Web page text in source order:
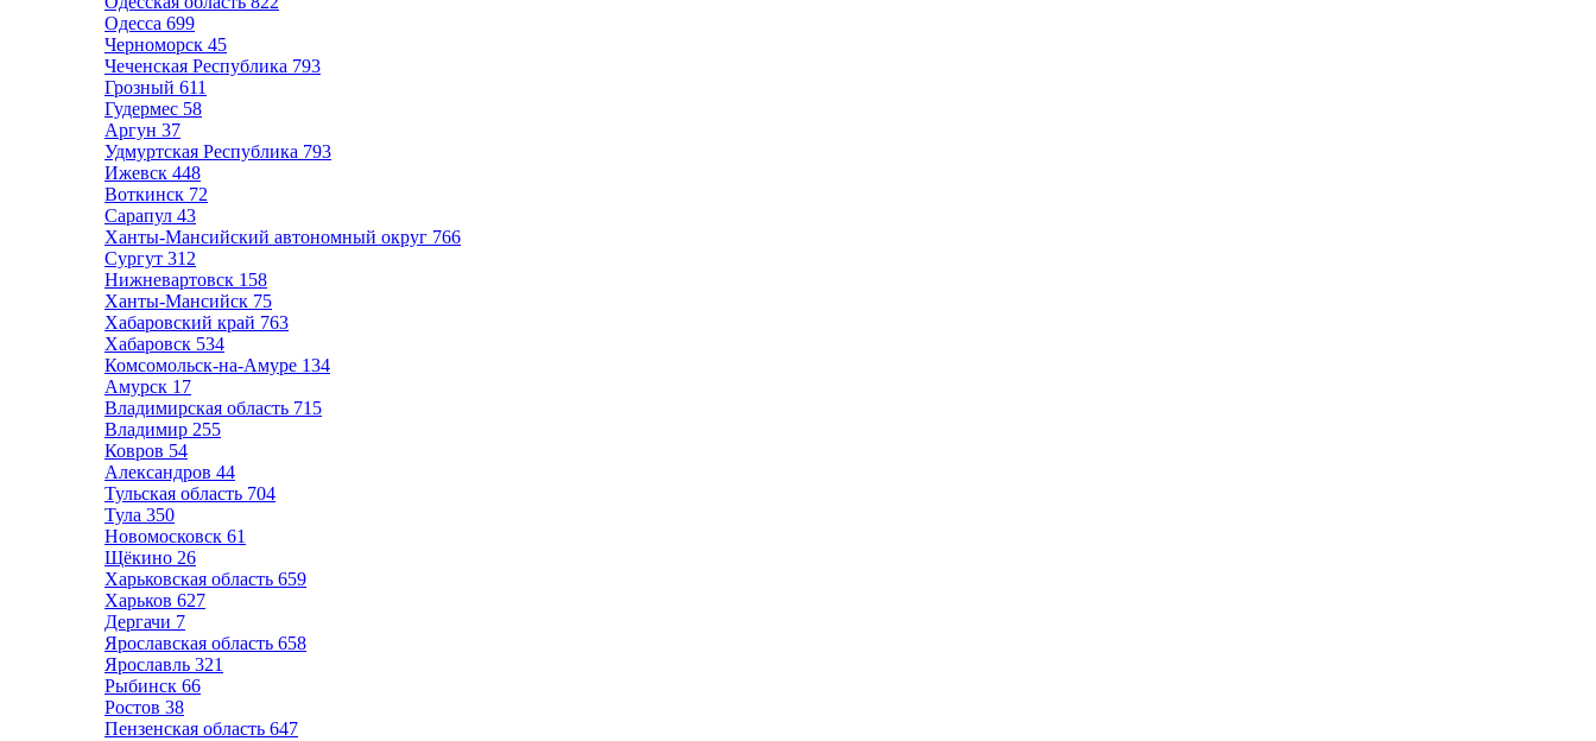
Одесса 699
Черноморск 45
Чеченская Республика 793
Грозный 611
Гудермес 58
Аргун 37
Удмуртская Республика 793
Ижевск 448
Воткинск 72
Сарапул 43
Ханты-Мансийский автономный округ 766
Сургут 312
Нижневартовск 158
Ханты-Мансийск 75
Хабаровский край 763
Хабаровск 534
Комсомольск-на-Амуре 134
Амурск 17
Владимирская область 715
Владимир 255
Ковров 54
Александров 44
Тульская область 704
Тула 350
Новомосковск 61
Щёкино 26
Харьковская область 659
Харьков 627
Дергачи 7
Ярославская область 658
Ярославль 321
Рыбинск 66
Ростов 38
Пензенская область 647